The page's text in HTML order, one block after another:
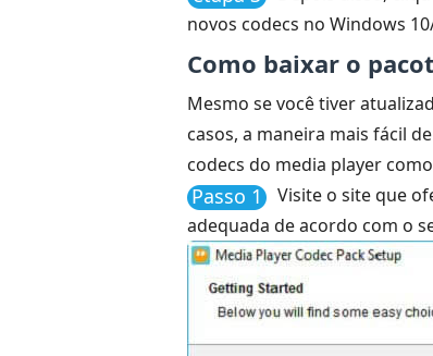
novos codecs no Windows
Como baixar o
Mesmo se você tiver
casos, a maneira mais fácil
codecs do media player
Passo 1
Visite o site que
adequada de acordo com o